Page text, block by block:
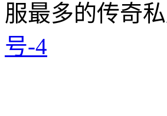
服最多的传奇
号-4